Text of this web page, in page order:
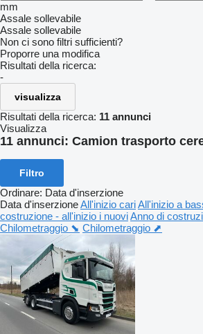
mm
Assale sollevabile
Assale sollevabile
Non ci sono filtri sufficienti?
Proporre una modifica
Risultati della ricerca:
-
visualizza
Risultati della ricerca: 11 annunci
Visualizza
11 annunci: Camion trasporto
Filtro
Ordinare: Data d'inserzione
Data d'inserzioneAll'inizio cariAll'inizio a
costruzione - all'inizio i nuoviAnno di
Chilometraggio ⬊ Chilometraggio ⬈